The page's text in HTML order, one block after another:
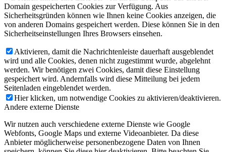
Domain gespeicherten Cookies zur Verfügung. Aus
Sicherheitsgründen können wie Ihnen keine Cookies anzeigen, die
von anderen Domains gespeichert werden. Diese können Sie in den
Sicherheitseinstellungen Ihres Browsers einsehen.
Aktivieren, damit die Nachrichtenleiste dauerhaft ausgeblendet
wird und alle Cookies, denen nicht zugestimmt wurde, abgelehnt
werden. Wir benötigen zwei Cookies, damit diese Einstellung
gespeichert wird. Andernfalls wird diese Mitteilung bei jedem
Seitenladen eingeblendet werden.
Hier klicken, um notwendige Cookies zu aktivieren/deaktivieren.
Andere externe Dienste
Wir nutzen auch verschiedene externe Dienste wie Google
Webfonts, Google Maps und externe Videoanbieter. Da diese
Anbieter möglicherweise personenbezogene Daten von Ihnen